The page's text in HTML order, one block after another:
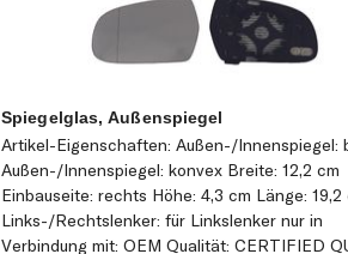
Spiegelglas, Außenspiegel
Artikel-Eigenschaften: Außen-/Innenspiegel:
Außen-/Innenspiegel: konvex Breite: 12,2 cm
Einbauseite: rechts Höhe: 4,3 cm Länge: 19,2
Links-/Rechtslenker: für Linkslenker nur in
Verbindung mit: OEM Qualität: CERTIFIED